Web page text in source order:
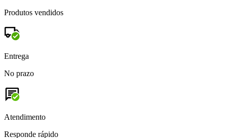
Produtos vendidos
Entrega
No prazo
Atendimento
Responde rápido